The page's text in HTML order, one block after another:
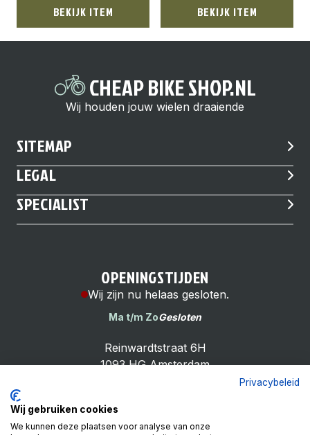
BEKIJK ITEM BEKIJK ITEM
CHEAP BIKE SHOP.NL
Wij houden jouw wielen draaiende
SITEMAP
LEGAL
SPECIALIST
OPENINGSTIJDEN
Wij zijn nu helaas gesloten.
Ma t/m ZoGesloten
Reinwardtstraat 6H
1093 HG Amsterdam
Privacybeleid
Wij gebruiken cookies
We kunnen deze plaatsen voor analyse van onze